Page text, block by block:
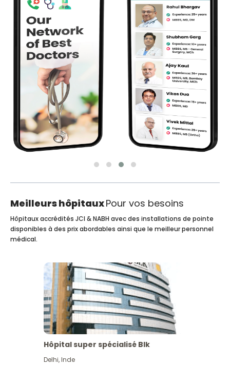
Meilleurs hôpitauxPour vos besoins
Hôpitaux accrédités JCI & NABH avec des installations de pointe
disponibles à des prix abordables ainsi que le meilleur personnel
médical.
Hôpital super spécialisé Blk
Delhi,Inde